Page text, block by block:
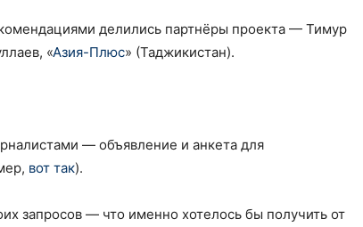
делились партнёры проекта — Тимур
«Азия-Плюс» (Таджикистан).
— объявление и анкета для
вот так).
запросов — что именно хотелось бы получить от